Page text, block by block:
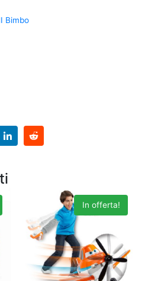
Bimbo
In offerta!